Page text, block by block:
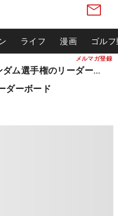
メルマガ登録
ライフ 漫画 ゴル
松山英樹ら出場 ウィンダム選手権のリーダーボード
ーボード